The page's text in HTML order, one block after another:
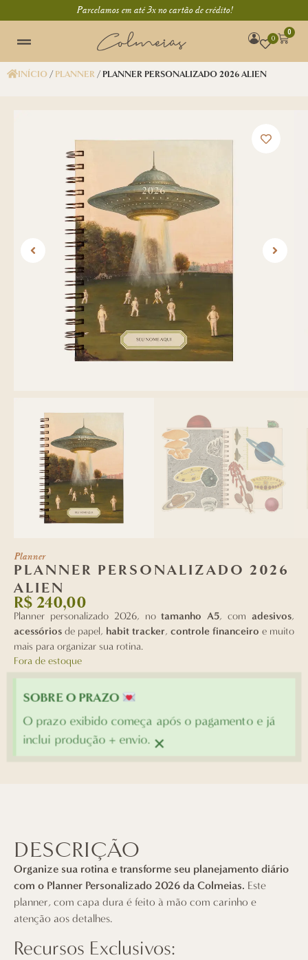
Parcelamos em até 3x no cartão de crédito!
0
0
INÍCIO/PLANNER/ PLANNER PERSONALIZADO 2026 ALIEN
Planner
PLANNER PERSONALIZADO 2026
ALIEN
R$ 240,00
Planner personalizado 2026, notamanho A5, comadesivos,
acessórios de papel, habit tracker, controle financeiro e muito
mais para organizar sua rotina.
Fora de estoque
SOBRE O PRAZO
O prazo exibido começa após o pagamento e já
inclui produção + envio. ×
DESCRIÇÃO
Organize sua rotina e transforme seu planejamento diário
com o Planner Personalizado 2026 da Colmeias. Este
planner, com capa dura é feito à mão com carinho e
atenção aos detalhes.
Recursos Exclusivos: